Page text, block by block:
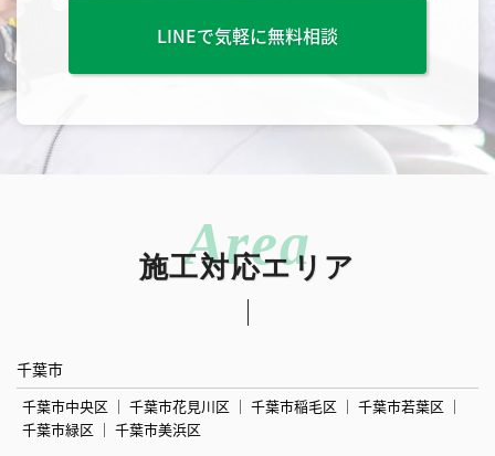
LINEで気軽に無料相談
施工対応エリア
千葉市
千葉市中央区 千葉市花見川区 千葉市稲毛区
千葉市若葉区
千葉市緑区
千葉市美浜区